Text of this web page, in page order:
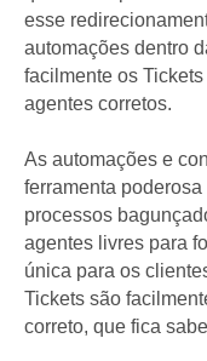
esse
automações dentro
facilmente os
agentes corretos.
As automações e
ferramenta
processos
agentes livres para
única para os
Tickets são
correto, que fica